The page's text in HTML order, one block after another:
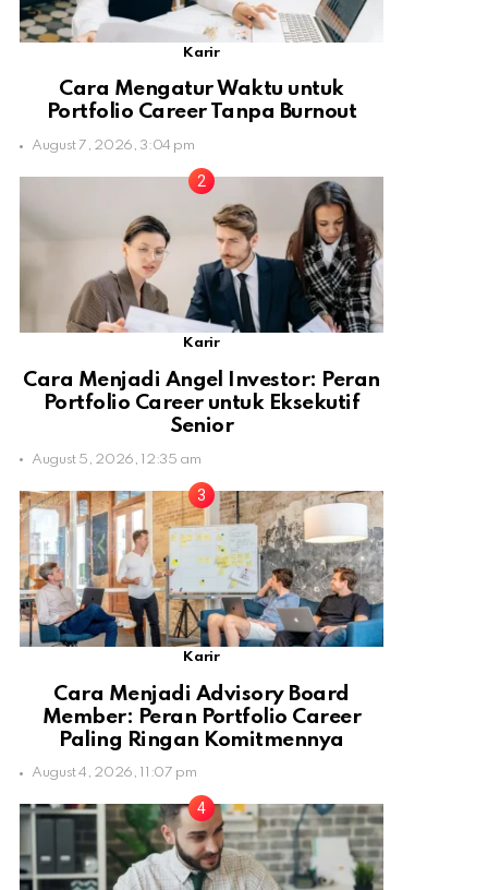
Karir
Cara Mengatur Waktu untuk
Portfolio Career Tanpa Burnout
August 7, 2026, 3:04 pm
Karir
Cara Menjadi Angel Investor: Peran
Portfolio Career untuk Eksekutif
Senior
August 5, 2026, 12:35 am
Karir
Cara Menjadi Advisory Board
Member: Peran Portfolio Career
Paling Ringan Komitmennya
August 4, 2026, 11:07 pm